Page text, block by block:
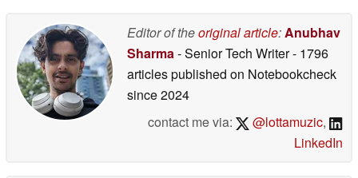
Editor of theoriginal article:Anubhav
Sharma- Senior Tech Writer- 1796
articles published on Notebookcheck
since 2024
contact me via:
@lottamuzic,
LinkedIn